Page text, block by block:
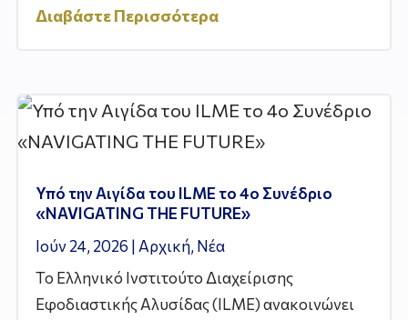
Διαβάστε Περισσότερα
Υπό την Αιγίδα του ILME το 4ο Συνέδριο
«NAVIGATING THE FUTURE»
Ιούν 24, 2026 | Αρχική, Νέα
Το Ελληνικό Ινστιτούτο Διαχείρισης
Εφοδιαστικής Αλυσίδας (ILME) ανακοινώνει